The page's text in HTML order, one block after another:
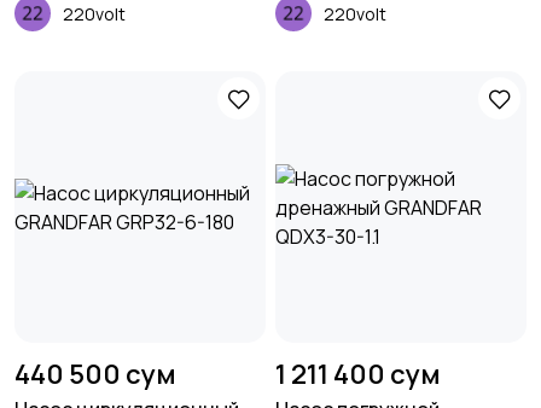
220volt 220volt
440 500 сум 1 211 400 сум